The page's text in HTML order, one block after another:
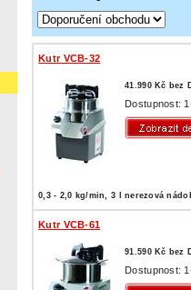
Kutr VCB-32
41.990 Kč bez
Dostupnost:
0,3 - 2,0 kg/min, 3 l nerezová
Kutr VCB-61
91.590 Kč bez
Dostupnost: